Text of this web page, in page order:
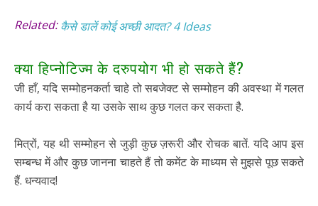
Related:कैसे डालें कोई अच्छी आदत? 4 Ideas
क्या हिप्नोटिज्म के दरुपयोग भी हो सकते हैं?
जी हाँ, यदि सम्मोहनकर्ता चाहे तो सबजेक्ट से सम्मोहन की अवस्था में गलत
कार्य करा सकता है या उसके साथ कुछ गलत कर सकता है.
मित्रों, यह थी सम्मोहन से जुड़ी कुछ ज़रूरी और रोचक बातें. यदि आप इस
सम्बन्ध में और कुछ जानना चाहते हैं तो कमेंट के माध्यम से मुझसे पूछ सकते
हैं. धन्यवाद!